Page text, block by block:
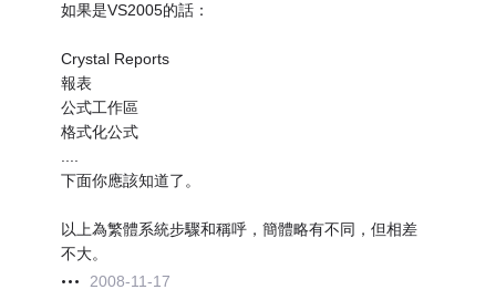
如果是VS2005的話：
Crystal Reports
報表
公式工作區
格式化公式
....
下面你應該知道了。
以上為繁體系統步驟和稱呼，簡體略有不同，但相差
不大。
2008-11-17